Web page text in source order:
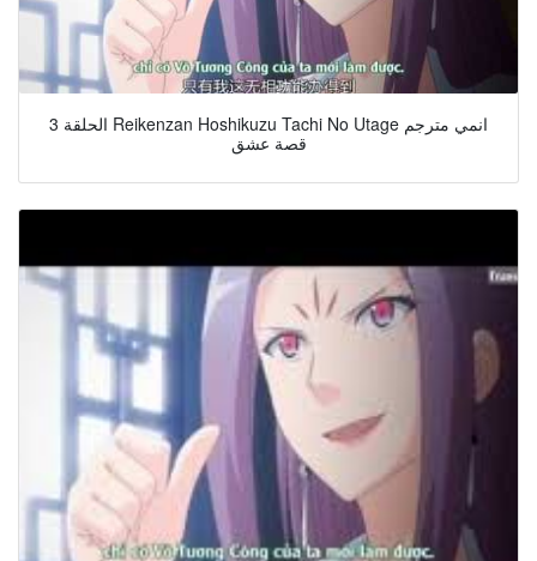
الحلقة 3 Reikenzan Hoshikuzu Tachi No Utage انمي مترجم
قصة عشق